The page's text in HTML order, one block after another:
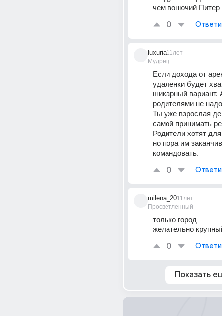
чем вонючий Питер
0
luxuria
Мудрец
11лет
Если дохода от
удаленки будет
шикарный вариант.
родителями не
Ты уже взрослая
самой принимать
Родители хотят
но пора им
командовать.
0
milena_20
Просветленный
11лет
только город
желательно
0
Показать